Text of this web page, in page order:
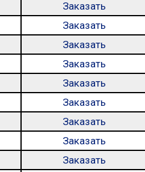
Заказать
Заказать
Заказать
Заказать
Заказать
Заказать
Заказать
Заказать
Заказать